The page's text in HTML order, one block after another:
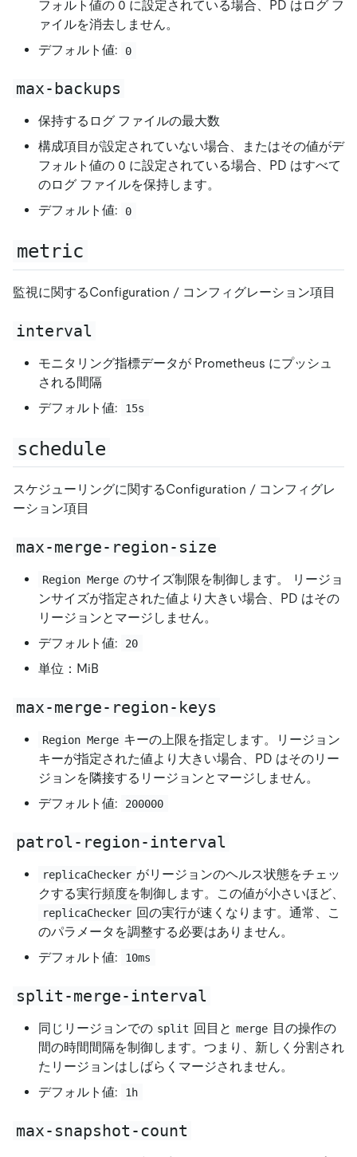
フォルト値の 0 に設定されている場合、PD はログ フ
ァイルを消去しません。
デフォルト値:
0
max-backups
保持するログ ファイルの最大数
構成項目が設定されていない場合、またはその値がデ
フォルト値の 0 に設定されている場合、PD はすべて
のログ ファイルを保持します。
デフォルト値:
0
metric
監視に関するConfiguration / コンフィグレーション項目
interval
モニタリング指標データが Prometheus にプッシュ
される間隔
デフォルト値:
15s
schedule
スケジューリングに関するConfiguration / コンフィグレ
ーション項目
max-merge-region-size
Region Merge のサイズ制限を制御します。 リージョ
ンサイズが指定された値より大きい場合、PD はその
リージョンとマージしません。
デフォルト値:
20
単位：MiB
max-merge-region-keys
Region Merge キーの上限を指定します。リージョン
キーが指定された値より大きい場合、PD はそのリー
ジョンを隣接するリージョンとマージしません。
デフォルト値:
200000
patrol-region-interval
replicaChecker がリージョンのヘルス状態をチェッ
クする実行頻度を制御します。この値が小さいほど、
replicaChecker 回の実行が速くなります。通常、こ
のパラメータを調整する必要はありません。
デフォルト値:
10ms
split-merge-interval
同じリージョンでの split 回目と merge 目の操作の
間の時間間隔を制御します。つまり、新しく分割され
たリージョンはしばらくマージされません。
デフォルト値:
1h
max-snapshot-count